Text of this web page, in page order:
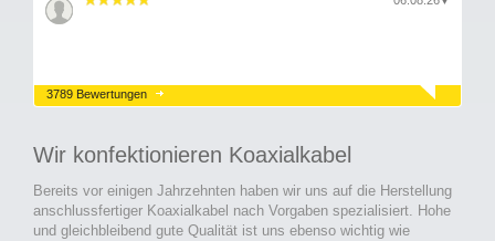
3789 Bewertungen
Wir konfektionieren Koaxialkabel
Bereits vor einigen Jahrzehnten haben wir uns auf die Herstellung
anschlussfertiger Koaxialkabel nach Vorgaben spezialisiert. Hohe
und gleichbleibend gute Qualität ist uns ebenso wichtig wie